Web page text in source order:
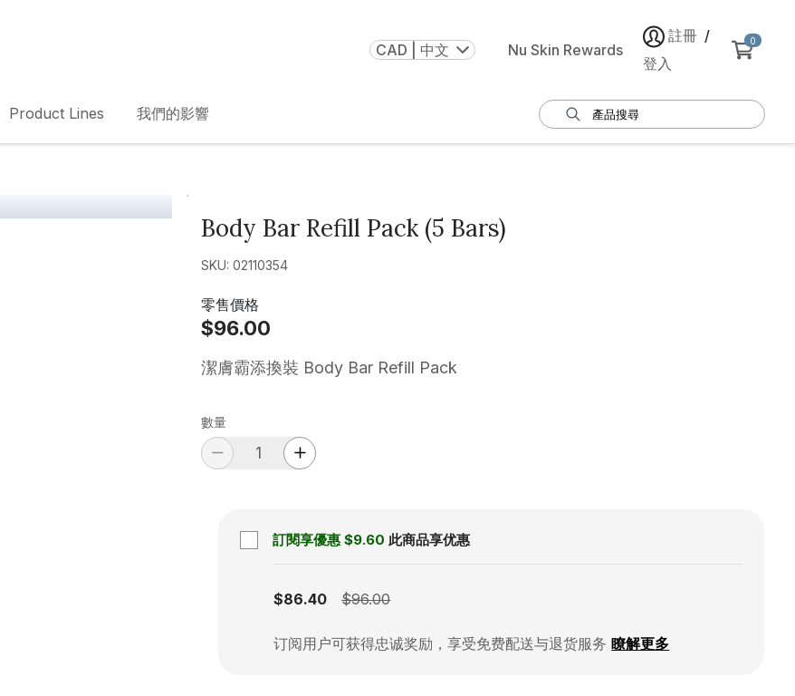
CAD | 中文 Nu Skin Rewards
註冊 /
登入
0
Product Lines 我們的影響
Body Bar Refill Pack (5 Bars)
SKU: 02110354
零售價格
$96.00
潔膚霸添換裝 Body Bar Refill Pack
數量
訂閱享優惠 $9.60 此商品享优惠
$86.40
$96.00
订阅用户可获得忠诚奖励，享受免费配送与退货服务 瞭解更多